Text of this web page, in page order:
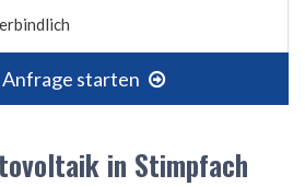
starten
in Stimpfach